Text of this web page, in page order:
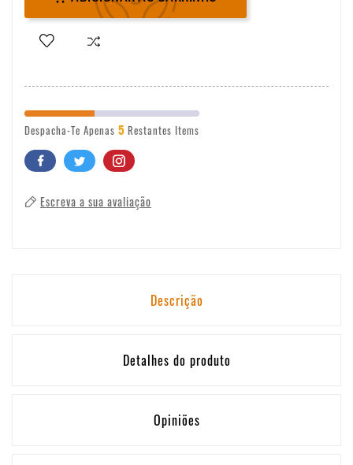
Despacha-Te Apenas 5 Restantes Items
Escreva a sua avaliação
Descrição
Detalhes do produto
Opiniões